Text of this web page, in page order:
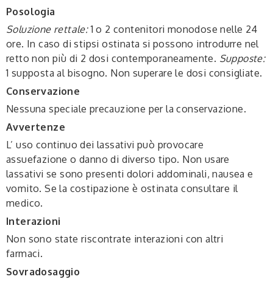
Posologia
Soluzione rettale:1 o 2 contenitori monodose nelle 24
ore. In caso di stipsi ostinata si possono introdurre nel
retto non più di 2 dosi contemporaneamente. Supposte:
1 supposta al bisogno. Non superare le dosi consigliate.
Conservazione
Nessuna speciale precauzione per la conservazione.
Avvertenze
L’ uso continuo dei lassativi può provocare
assuefazione o danno di diverso tipo. Non usare
lassativi se sono presenti dolori addominali, nausea e
vomito. Se la costipazione è ostinata consultare il
medico.
Interazioni
Non sono state riscontrate interazioni con altri
farmaci.
Sovradosaggio